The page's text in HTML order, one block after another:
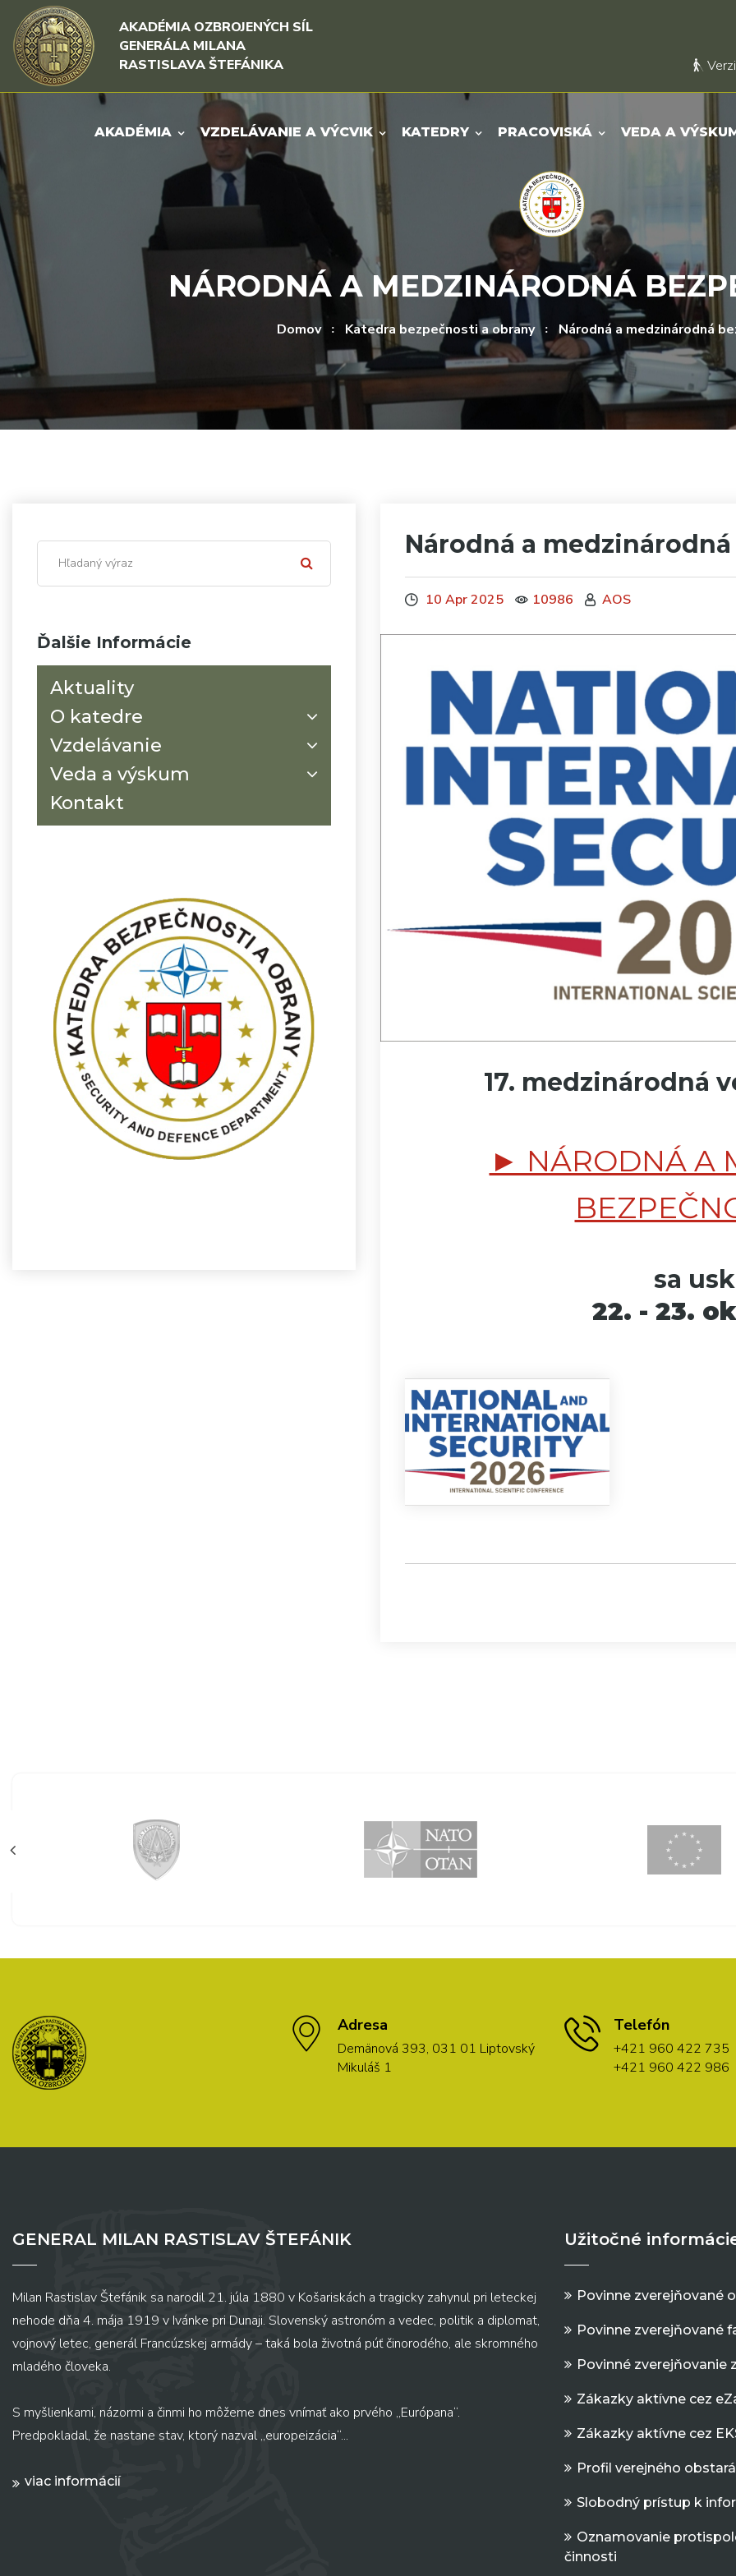
Rovno na obsah
Rovno na menu
AKADÉMIA OZBROJENÝCH SÍL
GENERÁLA MILANA
RASTISLAVA ŠTEFÁNIKA
AKADÉMIA VZDELÁVANIE A VÝCVIK KATEDRY PRACOVISKÁ VEDA A
NÁRODNÁ A MEDZINÁRODNÁ
Domov Katedra bezpečnosti a obrany Národná a medzinárodná
Ďalšie Informácie
Aktuality
O katedre
Vzdelávanie
Veda a výskum
Kontakt
Národná a
10 Apr 2025 10986 AOS
17. medzinárodná
► NÁRODNÁ A
sa
22. - 23.
Adresa
Demänová 393, 031 01 Liptovský
Mikuláš 1
Telefón
+421 960 422 735
+421 960 422 986
GENERAL MILAN RASTISLAV ŠTEFÁNIK
Milan Rastislav Štefánik sa narodil 21. júla 1880 v Košariskách a tragicky zahynul pri leteckej
nehode dňa 4. mája 1919 v Ivánke pri Dunaji. Slovenský astronóm a vedec, politik a diplomat,
vojnový letec, generál Francúzskej armády – taká bola životná púť činorodého, ale skromného
mladého človeka.
S myšlienkami, názormi a činmi ho môžeme dnes vnímať ako prvého „Európana“.
Predpokladal, že nastane stav, ktorý nazval „europeizácia“...
viac informácií
Užitočné
Povinne zverejňované
Povinne zverejňované
Povinné zverejňovanie
Zákazky aktívne cez
Zákazky aktívne cez
Profil verejného
Slobodný prístup k
Oznamovanie
činnosti